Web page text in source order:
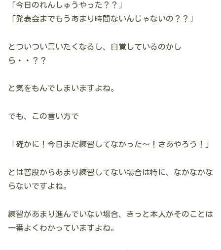
「今日のれんしゅうやった？？」
「発表会までもうあまり時間ないんじゃないの？？」
とついつい言いたくなるし、自覚しているのかし
ら・・？？
と気をもんでしまいますよね。
でも、この言い方で
「確かに！今日まだ練習してなかった～！さあやろう！」
とは普段からあまり練習してない場合は特に、なかなかな
らないですよね。
練習があまり進んでいない場合、きっと本人がそのことは
一番よくわかっていますよね。